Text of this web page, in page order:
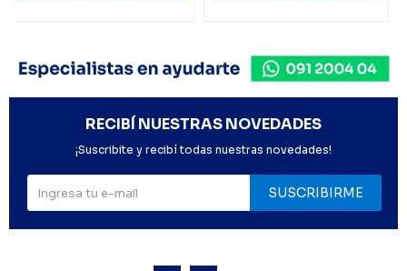
RECIBÍ NUESTRAS NOVEDADES
¡Suscribite y recibí todas nuestras novedades!
SUSCRIBIRME